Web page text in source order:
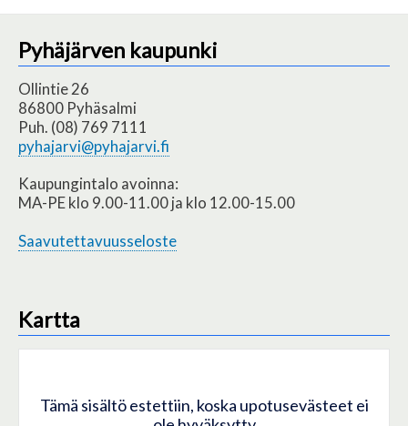
Pyhäjärven kaupunki
Ollintie 26
86800 Pyhäsalmi
Puh. (08) 769 7111
pyhajarvi@pyhajarvi.fi
Kaupungintalo avoinna:
MA-PE klo 9.00-11.00 ja klo 12.00-15.00
Saavutettavuusseloste
Kartta
Tämä sisältö estettiin, koska upotusevästeet ei